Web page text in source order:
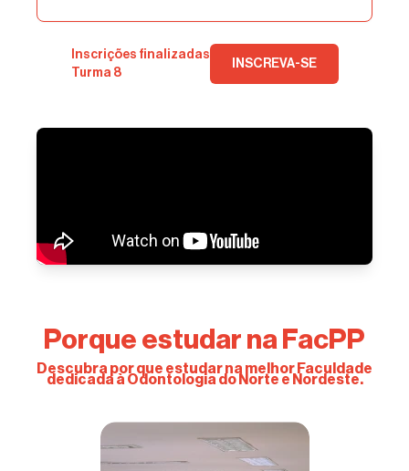
Inscrições finalizadas
Turma 8
INSCREVA-SE
Porque estudar na FacPP
Descubra por que estudar na melhor Faculdade
dedicada à Odontologia do Norte e Nordeste.